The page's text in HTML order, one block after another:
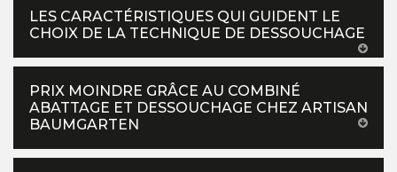
LES CARACTÉRISTIQUES QUI GUIDENT LE
CHOIX DE LA TECHNIQUE DE DESSOUCHAGE
PRIX MOINDRE GRÂCE AU COMBINÉ
ABATTAGE ET DESSOUCHAGE CHEZ ARTISAN
BAUMGARTEN